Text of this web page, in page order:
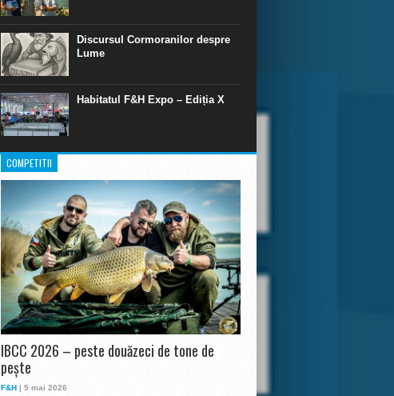
Discursul Cormoranilor despre
Lume
Habitatul F&H Expo – Ediția X
COMPETITII
IBCC 2026 – peste douăzeci de tone de
pește
F&H | 5 mai 2026